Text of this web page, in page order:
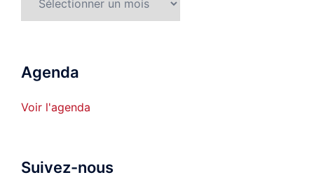
Agenda
Voir l'agenda
Suivez-nous